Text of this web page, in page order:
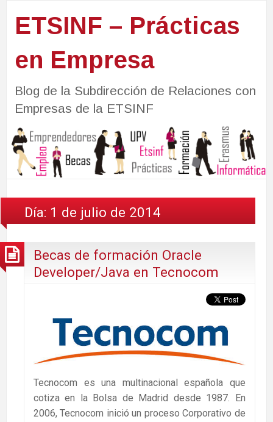
ETSINF – Prácticas
en Empresa
Blog de la Subdirección de Relaciones con
Empresas de la ETSINF
Día: 1 de julio de 2014
Becas de formación Oracle
Developer/Java en Tecnocom
Tecnocom es una multinacional española que
cotiza en la Bolsa de Madrid desde 1987. En
2006, Tecnocom inició un proceso Corporativo de